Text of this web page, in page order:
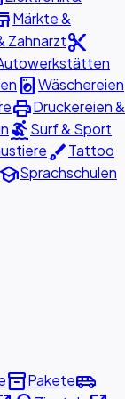
Märkte &
Zahnarztcontent_cut
local_laundry_serviceWäschereien
printDruckereien &
surfingSurf & Sport
brushTattoo
schoolSprachschulen
inventory_2Paketeairport_shuttle